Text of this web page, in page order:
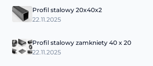
Profil stalowy 20x40x2
22.11.2025
Profil stalowy zamkniety 40 x 20
22.11.2025